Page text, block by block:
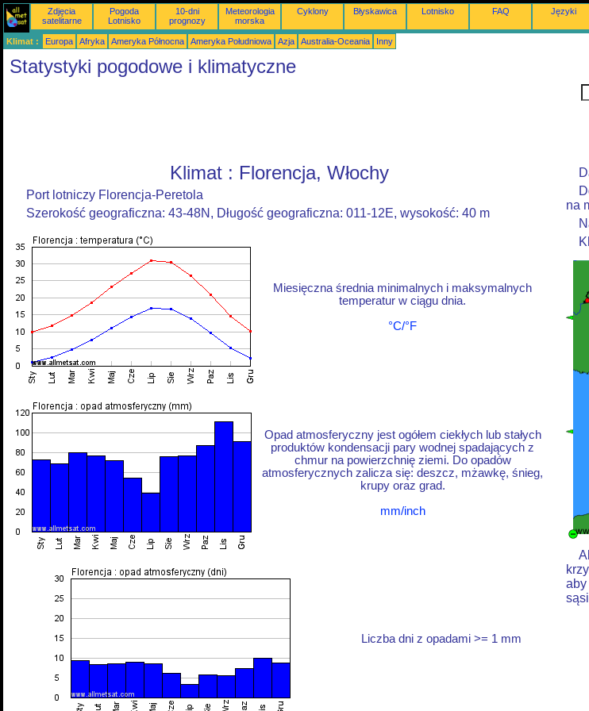
Zdjęcia
satelitarne
Pogoda
Lotnisko
10-dni
prognozy
Meteorologia
morska
Cyklony Błyskawica Lotnisko FAQ Języki
Klimat : Europa Afryka Ameryka Północna Ameryka Południowa Azja Australia-Oceania Inny
Statystyki pogodowe i klimatyczne
Klimat : Florencja, Włochy
Port lotniczy Florencja-Peretola
Szerokość geograficzna: 43-48N, Długość geograficzna: 011-12E, wysokość: 40 m
Miesięczna średnia minimalnych i maksymalnych
temperatur w ciągu dnia.
°C/°F
Opad atmosferyczny jest ogółem ciekłych lub stałych
produktów kondensacji pary wodnej spadających z
chmur na powierzchnię ziemi. Do opadów
atmosferycznych zalicza się: deszcz, mżawkę, śnieg,
krupy oraz grad.
mm/inch
Liczba dni z opadami >= 1 mm
na